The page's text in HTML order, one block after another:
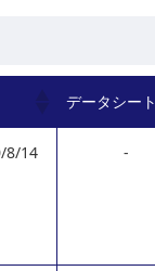
データシート
8/14 -